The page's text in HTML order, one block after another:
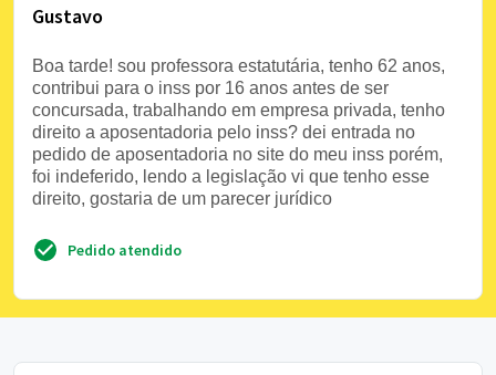
Gustavo
Boa tarde! sou professora estatutária, tenho 62 anos,
contribui para o inss por 16 anos antes de ser
concursada, trabalhando em empresa privada, tenho
direito a aposentadoria pelo inss? dei entrada no
pedido de aposentadoria no site do meu inss porém,
foi indeferido, lendo a legislação vi que tenho esse
direito, gostaria de um parecer jurídico
Pedido atendido